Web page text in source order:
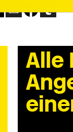
Alle